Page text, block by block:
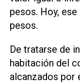
pesos. Hoy,
pesos.
De tratarse de
habitación del
alcanzados por